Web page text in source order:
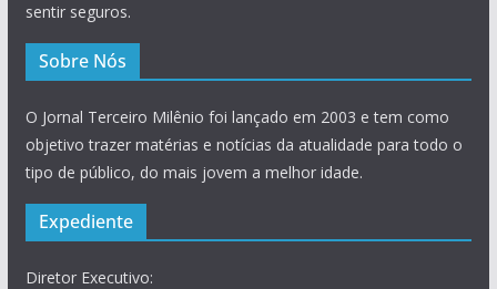
sentir seguros.
Sobre Nós
O Jornal Terceiro Milênio foi lançado em 2003 e tem como
objetivo trazer matérias e notícias da atualidade para todo o
tipo de público, do mais jovem a melhor idade.
Expediente
Diretor Executivo: